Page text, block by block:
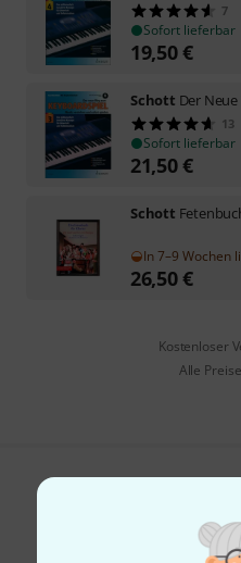
7
Sofort lieferbar
19,50€
Schott Der
13
Sofort lieferbar
21,50€
Schott
In 7–9 Wochen
26,50€
Kostenloser
Alle